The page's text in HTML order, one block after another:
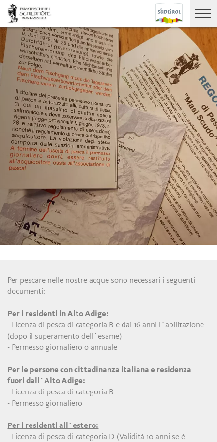
Per pescare nelle nostre acque sono necessari i seguenti
documenti:
Per i residenti in Alto Adige:
- Licenza di pesca di categoria B e dai 16 anni l´abilitazione
(dopo il superamento dell´esame)
- Permesso giornaliero o annuale
Per le persone con cittadinanza italiana e residenza
fuori dall´Alto Adige:
- Licenza di pesca di categoria B
- Permesso giornaliero
Per i residenti all´estero:
- Licenza di pesca di categoria D (Validitá 10 anni se é